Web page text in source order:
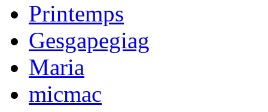
Printemps
Gesgapegiag
Maria
micmac